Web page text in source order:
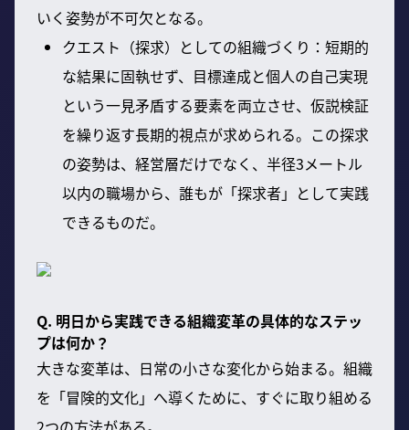
いく姿勢が不可欠となる。
クエスト（探求）としての組織づくり：短期的
な結果に固執せず、目標達成と個人の自己実現
という一見矛盾する要素を両立させ、仮説検証
を繰り返す長期的視点が求められる。この探求
の姿勢は、経営層だけでなく、半径3メートル
以内の職場から、誰もが「探求者」として実践
できるものだ。
Q. 明日から実践できる組織変革の具体的なステッ
プは何か？
大きな変革は、日常の小さな変化から始まる。組織
を「冒険的文化」へ導くために、すぐに取り組める